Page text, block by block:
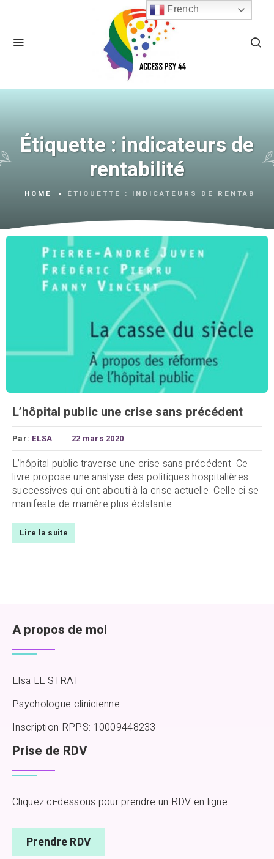
Étiquette : indicateurs de
rentabilité
HOME ÉTIQUETTE : INDICATEURS DE
L’hôpital public une crise sans précédent
Par: ELSA 22 mars 2020
L’hôpital public traverse une crise sans précédent. Ce
livre propose une analyse des politiques hospitalières
successives qui ont abouti à la crise actuelle. Celle ci se
manifeste de manière plus éclatante...
Lire la suite
A propos de moi
Elsa LE STRAT
Psychologue clinicienne
Inscription RPPS: 10009448233
Prise de RDV
Cliquez ci-dessous pour prendre un RDV en ligne.
Prendre RDV
French